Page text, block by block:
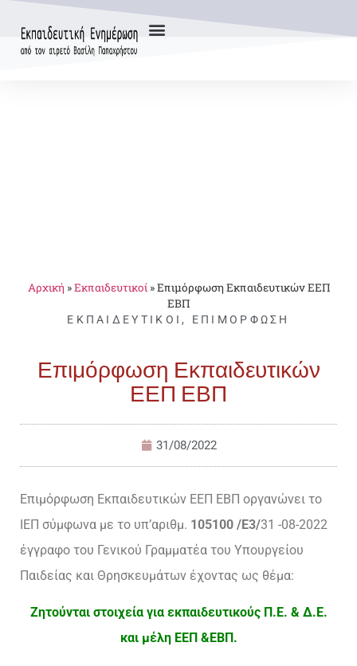
Αρχική »Εκπαιδευτικοί»Επιμόρφωση Εκπαιδευτικών ΕΕΠ
ΕΒΠ
ΕΚΠΑΙΔΕΥΤΙΚΟΊ , ΕΠΙΜΌΡΦΩΣΗ
Επιμόρφωση Εκπαιδευτικών
ΕΕΠ ΕΒΠ
31/08/2022
Επιμόρφωση Εκπαιδευτικών ΕΕΠ ΕΒΠ οργανώνει το
ΙΕΠ σύμφωνα με το υπ’αριθμ. 105100 /Ε3/31 -08-2022
έγγραφο του Γενικού Γραμματέα του Υπουργείου
Παιδείας και Θρησκευμάτων έχοντας ως θέμα:
Ζητούνται στοιχεία για εκπαιδευτικούς Π.Ε. & Δ.Ε.
και μέλη ΕΕΠ &ΕΒΠ.